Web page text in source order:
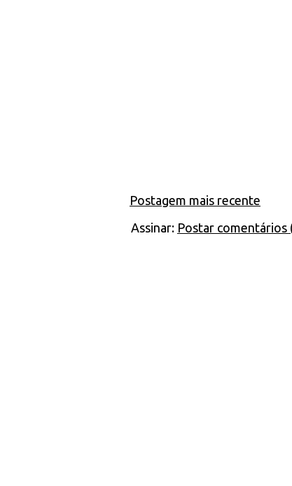
Postagem mais recente
Assinar: Postar comentários